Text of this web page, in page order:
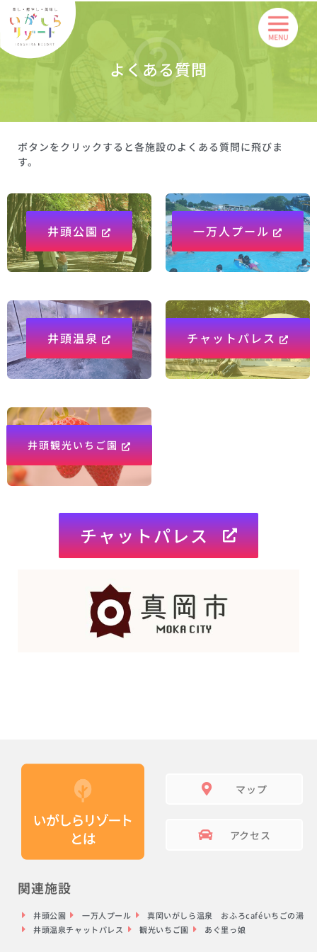
を
プ
よくある質問
ボタンをクリックすると各施設のよくある質問に飛びま
す。
井頭公園 一万人プール
井頭温泉 チャットパレス
井頭観光いちご園
チャットパレス
マップ
アクセス
関連施設
井頭公園 一万人プール
真岡いがしら温泉 おふろcaféいちごの湯
井頭温泉チャットパレス
観光いちご園 あぐ里っ娘